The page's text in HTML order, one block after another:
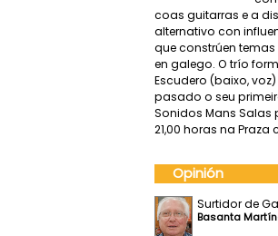
coas guitarras e a
alternativo con
que constrúen
en galego. O trío
Escudero (baixo,
pasado o seu
Sonidos Mans Salas
21,00 horas na Praza
Opinión
Surtidor de
Basanta